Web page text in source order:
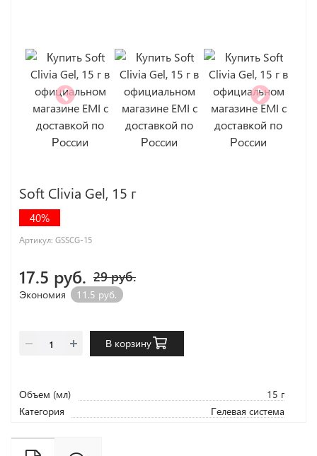
Soft Clivia Gel, 15 г
40%
Артикул: GSSCG-15
17.5 руб. 29 руб.
Экономия 11.5 руб.
В корзину
Объем (мл)
15 г
Категория
Гелевая система